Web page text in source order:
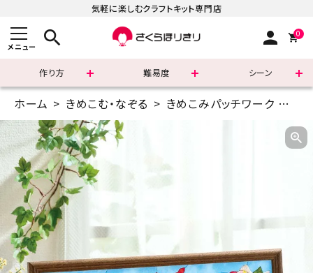
気軽に楽しむクラフトキット専門店
メニュー search person 0
作り方 難易度 シーン
まずはこちら
ショッピングガイド
よくあるご質問
すべての商品
新着商品
ホーム きめこむ・なぞる きめこみパッチワーク